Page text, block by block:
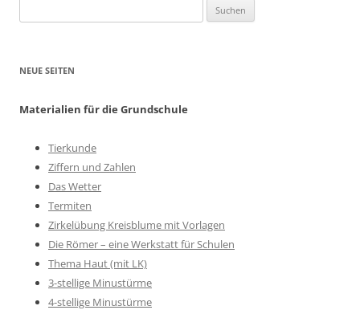
nach:
NEUE SEITEN
Materialien für die Grundschule
Tierkunde
Ziffern und Zahlen
Das Wetter
Termiten
Zirkelübung Kreisblume mit Vorlagen
Die Römer – eine Werkstatt für Schulen
Thema Haut (mit LK)
3-stellige Minustürme
4-stellige Minustürme